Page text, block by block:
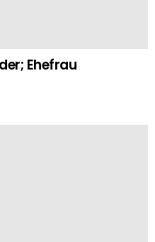
Ehefrau